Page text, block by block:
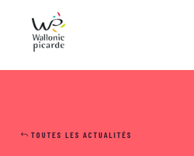
TOUTES LES ACTUALITÉS